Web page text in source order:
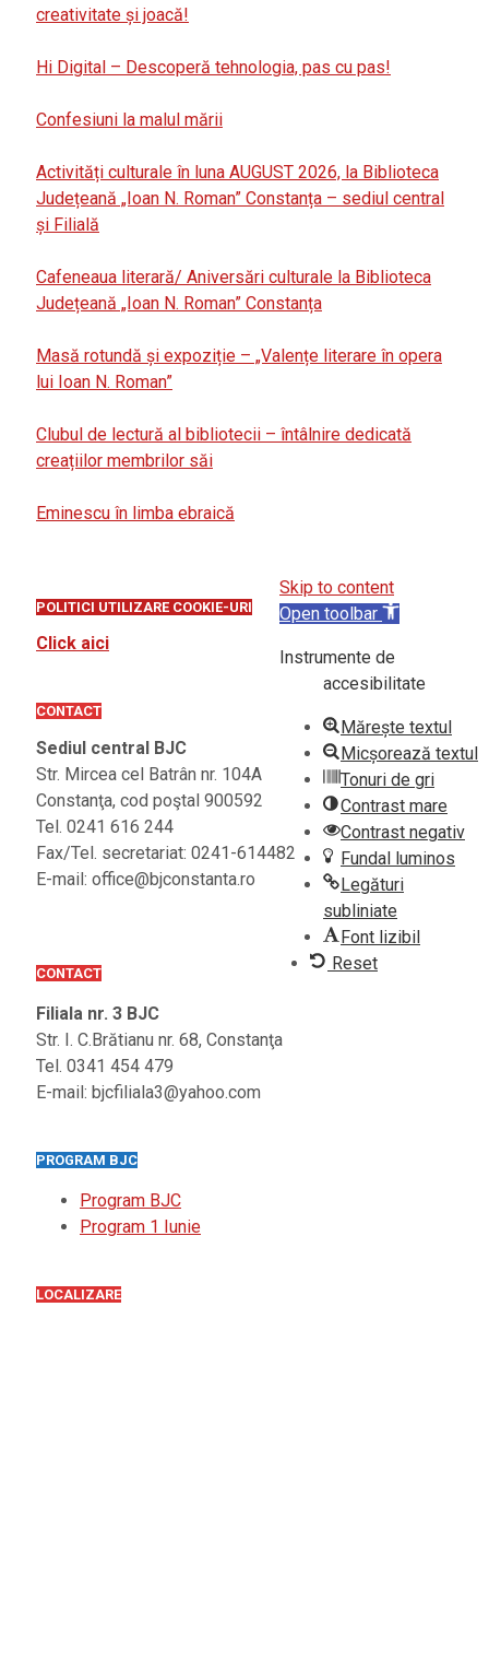
creativitate și joacă!
Hi Digital – Descoperă tehnologia, pas cu pas!
Confesiuni la malul mării
Activități culturale în luna AUGUST 2026, la Biblioteca
Județeană „Ioan N. Roman” Constanța – sediul central
și Filială
Cafeneaua literară/ Aniversări culturale la Biblioteca
Județeană „Ioan N. Roman” Constanța
Masă rotundă și expoziție – „Valențe literare în opera
lui Ioan N. Roman”
Clubul de lectură al bibliotecii – întâlnire dedicată
creațiilor membrilor săi
Eminescu în limba ebraică
POLITICI UTILIZARE COOKIE-URI
Click aici
CONTACT
Sediul central BJC
Str. Mircea cel Batrân nr. 104A
Constanţa, cod poştal 900592
Tel. 0241 616 244
Fax/Tel. secretariat: 0241-614482
E-mail: office@bjconstanta.ro
CONTACT
Filiala nr. 3 BJC
Str. I. C.Brătianu nr. 68, Constanţa
Tel. 0341 454 479
E-mail: bjcfiliala3@yahoo.com
PROGRAM BJC
Program BJC
Program 1 Iunie
LOCALIZARE
Skip to content
Open toolbar
Instrumente de
accesibilitate
Mărește textul
Micșorează textul
Tonuri de gri
Contrast mare
Contrast negativ
Fundal luminos
Legături
subliniate
Font lizibil
Reset